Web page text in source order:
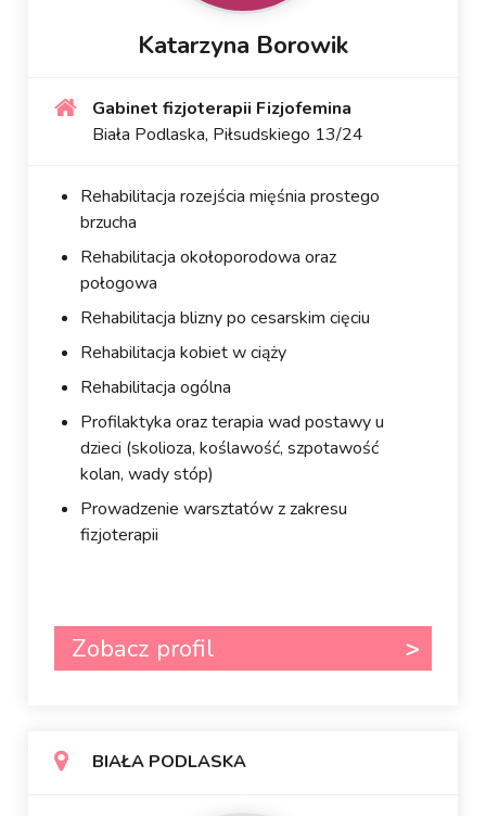
Katarzyna Borowik
Gabinet fizjoterapii Fizjofemina
Biała Podlaska, Piłsudskiego 13/24
Rehabilitacja rozejścia mięśnia prostego
brzucha
Rehabilitacja okołoporodowa oraz
połogowa
Rehabilitacja blizny po cesarskim cięciu
Rehabilitacja kobiet w ciąży
Rehabilitacja ogólna
Profilaktyka oraz terapia wad postawy u
dzieci (skolioza, koślawość, szpotawość
kolan, wady stóp)
Prowadzenie warsztatów z zakresu
fizjoterapii
Zobacz profil
BIAŁA PODLASKA